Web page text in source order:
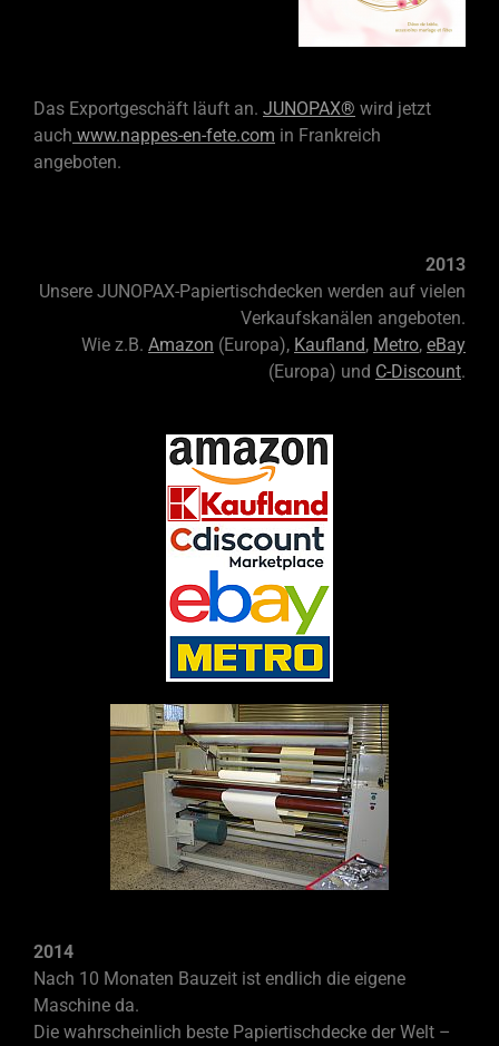
Das Exportgeschäft läuft an. JUNOPAX® wird jetzt
auch www.nappes-en-fete.com in Frankreich
angeboten.
2013
Unsere JUNOPAX-Papiertischdecken werden auf vielen
Verkaufskanälen angeboten.
Wie z.B. Amazon (Europa), Kaufland, Metro, eBay
(Europa) und C-Discount.
2014
Nach 10 Monaten Bauzeit ist endlich die eigene
Maschine da.
Die wahrscheinlich beste Papiertischdecke der Welt –